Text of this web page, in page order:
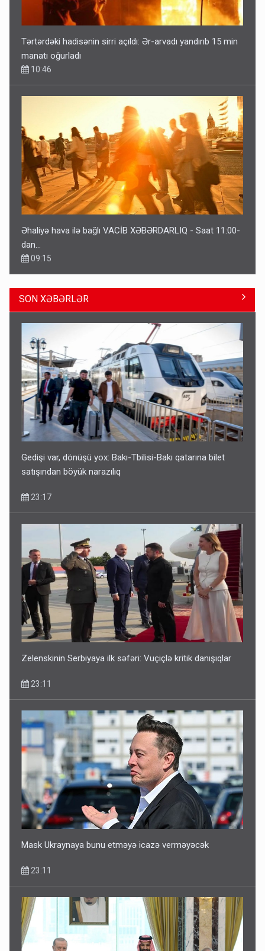
Tərtərdəki hadisənin sirri açıldı: Ər-arvadı yandırıb 15 min
manatı oğurladı
10:46
Əhaliyə hava ilə bağlı VACİB XƏBƏRDARLIQ - Saat 11:00-
dan…
09:15
Gedişi var, dönüşü yox: Bakı-Tbilisi-Bakı qatarına bilet
satışından böyük narazılıq
Geri çağırılan səfir Abel Məhərrəmovun oğludur - DOSYE
14:07
Media və Yayım Şurasına əlavə hüquq və vəzifələr verilib
13:24
SON XƏBƏRLƏR
Gedişi var, dönüşü yox: Bakı-Tbilisi-Bakı qatarına bilet
satışından böyük narazılıq
23:17
Zelenskinin Serbiyaya ilk səfəri: Vuçiçlə kritik danışıqlar
23:11
Mask Ukraynaya bunu etməyə icazə verməyəcək
23:11